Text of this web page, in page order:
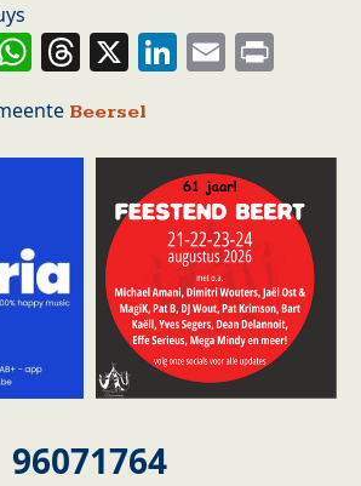
WhatsApp
Threads
X LinkedIn
Email
Beersel
96071764